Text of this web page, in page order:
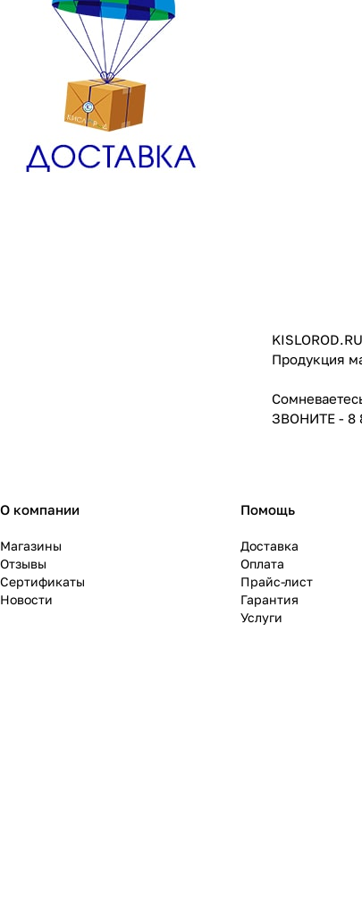
Продукция
ЗВОНИТЕ - 8
О компании
Магазины
Отзывы
Сертификаты
Новости
Помощь
Доставка
Оплата
Прайс-лист
Гарантия
Услуги